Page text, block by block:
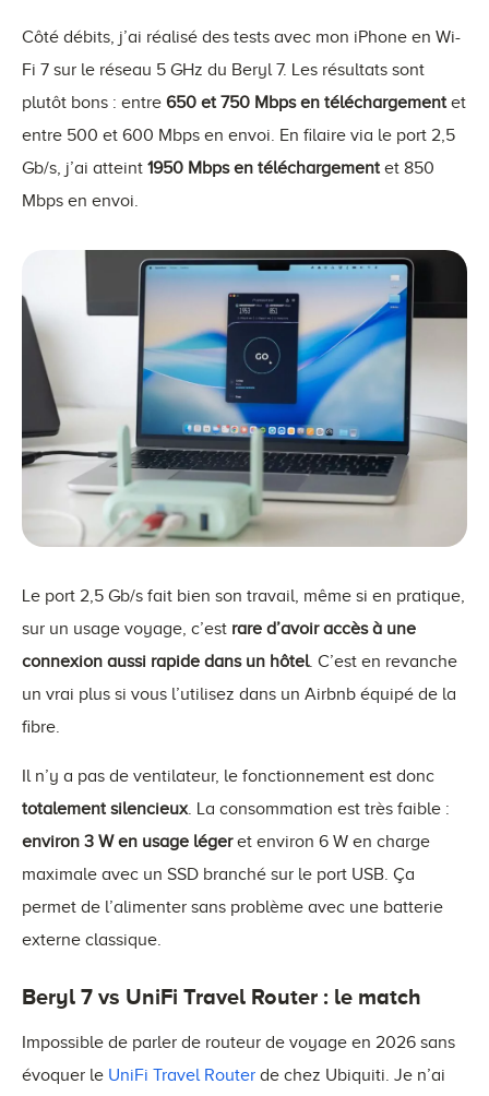
Côté débits, j’ai réalisé des tests avec mon iPhone en Wi-
Fi 7 sur le réseau 5 GHz du Beryl 7. Les résultats sont
plutôt bons : entre 650 et 750 Mbps en téléchargement et
entre 500 et 600 Mbps en envoi. En filaire via le port 2,5
Gb/s, j’ai atteint 1950 Mbps en téléchargement et 850
Mbps en envoi.
Le port 2,5 Gb/s fait bien son travail, même si en pratique,
sur un usage voyage, c’est rare d’avoir accès à une
connexion aussi rapide dans un hôtel. C’est en revanche
un vrai plus si vous l’utilisez dans un Airbnb équipé de la
fibre.
Il n’y a pas de ventilateur, le fonctionnement est donc
totalement silencieux. La consommation est très faible :
environ 3 W en usage légeret environ 6 W en charge
maximale avec un SSD branché sur le port USB. Ça
permet de l’alimenter sans problème avec une batterie
externe classique.
Beryl 7 vs UniFi Travel Router : le match
Impossible de parler de routeur de voyage en 2026 sans
évoquer le UniFi Travel Router de chez Ubiquiti. Je n’ai